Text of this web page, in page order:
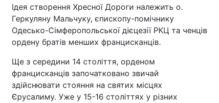
Ідея створення Хресної Дороги належить о.
Геркуляну Мальчуку, єпископу-помічнику
Одесько-Сімферопольської дієцезії РКЦ та ченців
ордену братів менших францисканців.
Ще з середини 14 століття, орденом
францисканців започатковано звичай
здійснювати стояння на святих місцях
Єрусалиму. Уже у 15-16 століттях у різних